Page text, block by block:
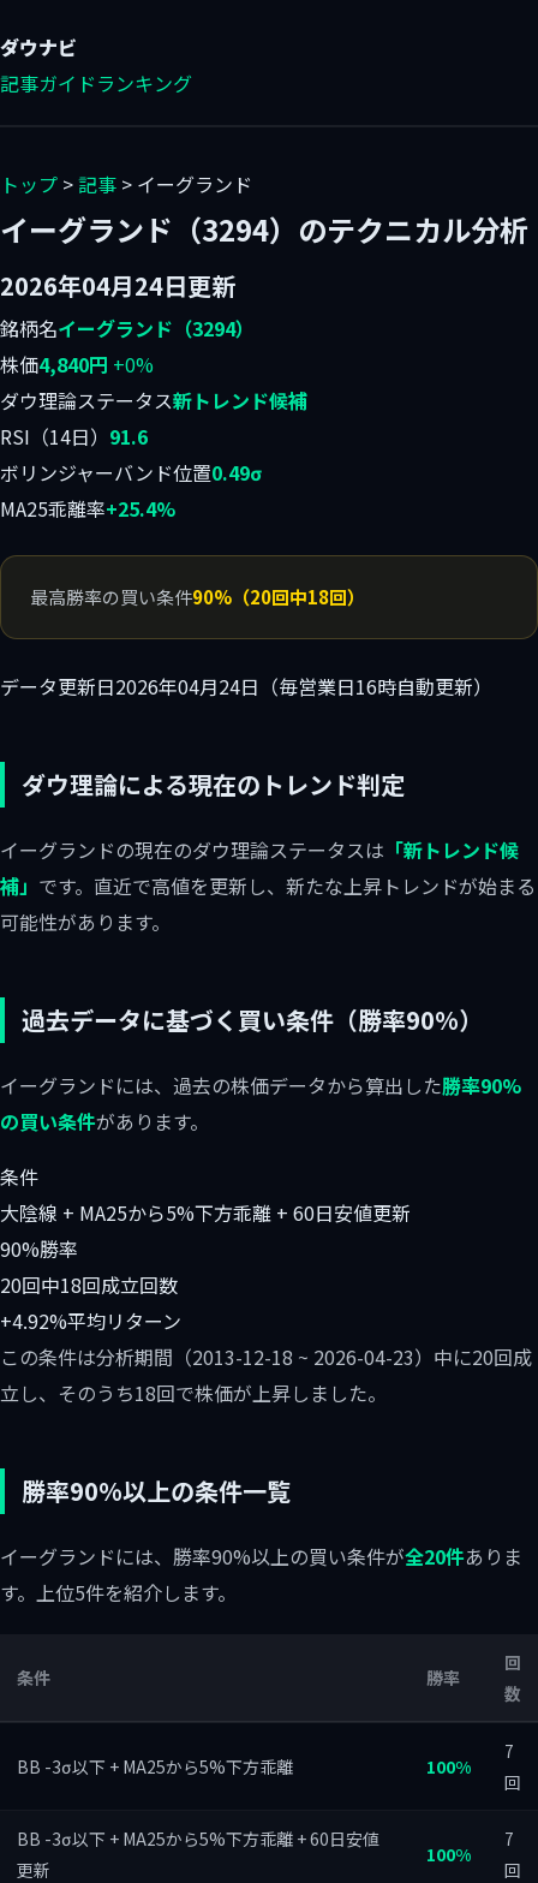
ダウナビ
記事ガイドランキング
トップ >記事 > イーグランド
イーグランド（3294）のテクニカル分析
2026年04月24日更新
銘柄名イーグランド（3294）
株価4,840円 +0%
ダウ理論ステータス新トレンド候補
RSI（14日） 91.6
ボリンジャーバンド位置0.49σ
MA25乖離率+25.4%
最高勝率の買い条件90%（20回中18回）
データ更新日2026年04月24日（毎営業日16時自動更新）
ダウ理論による現在のトレンド判定
イーグランドの現在のダウ理論ステータスは 「新トレンド候
補」 です。直近で高値を更新し、新たな上昇トレンドが始まる
可能性があります。
過去データに基づく買い条件（勝率90%）
イーグランドには、過去の株価データから算出した勝率90%
の買い条件があります。
条件
大陰線 + MA25から5%下方乖離 + 60日安値更新
90%勝率
20回中18回成立回数
+4.92%平均リターン
この条件は分析期間（2013-12-18 ~ 2026-04-23）中に20回成
立し、そのうち18回で株価が上昇しました。
勝率90%以上の条件一覧
イーグランドには、勝率90%以上の買い条件が全20件ありま
す。上位5件を紹介します。
条件 勝率
回
数
BB -3σ以下 + MA25から5%下方乖離 100%
7
回
BB -3σ以下 + MA25から5%下方乖離 + 60日安値
更新
100%
7
回